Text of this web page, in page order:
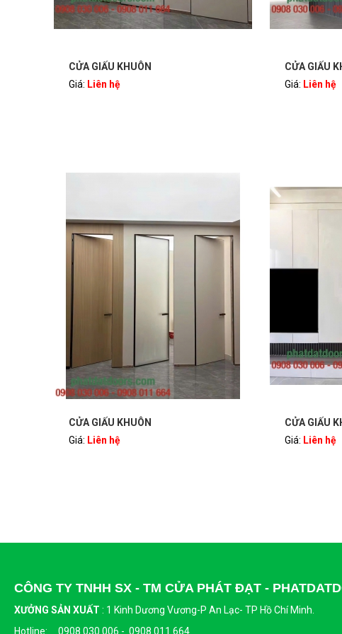
CỬA GIẤU KHUÔN
Giá: Liên hệ
CỬA GIẤU KHUÔN
Giá: Liên hệ
CỬA GIẤU
Giá: Liên hệ
CỬA GIẤU
Giá: Liên hệ
CÔNG TY TNHH SX - TM CỬA PHÁT ĐẠT -
XƯỞNG SẢN XUẤT : 1 Kinh Dương Vương-P An Lạc- TP Hồ Chí Minh.
Hotline: 0908 030 006 - 0908 011 664